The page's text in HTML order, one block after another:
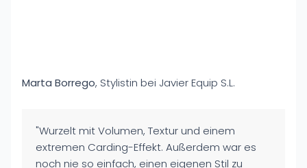
Marta Borrego, Stylistin bei Javier Equip S.L.
"Wurzelt mit Volumen, Textur und einem
extremen Carding-Effekt. Außerdem war es
noch nie so einfach, einen eigenen Stil zu